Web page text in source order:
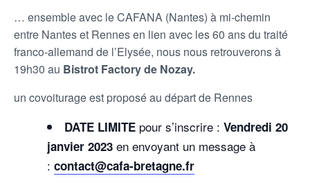
… ensemble avec le CAFANA (Nantes) à mi-chemin
entre Nantes et Rennes en lien avec les 60 ans du traité
franco-allemand de l’Elysée, nous nous retrouverons à
19h30 au Bistrot Factory de Nozay.
un covoiturage est proposé au départ de Rennes
DATE LIMITE pour s’inscrire : Vendredi 20
janvier 2023 en envoyant un message à
: contact@cafa-bretagne.fr